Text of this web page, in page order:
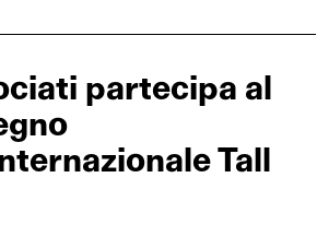
partecipa al
Tall